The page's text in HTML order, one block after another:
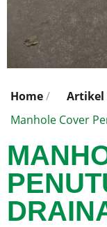
Home/ Artikel
Manhole Cover